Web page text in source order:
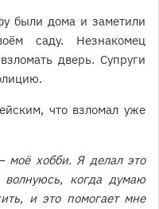
были дома и заметили
саду. Незнакомец
дверь. Супруги
что взломал уже
хобби. Я делал это
когда думаю
и это помогает мне